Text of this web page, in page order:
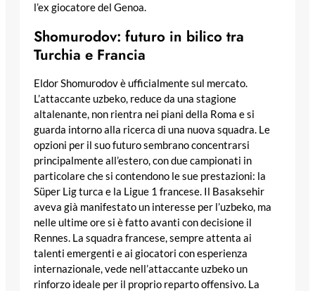
l’ex giocatore del Genoa.
Shomurodov: futuro in bilico tra
Turchia e Francia
Eldor Shomurodov è ufficialmente sul mercato.
L’attaccante uzbeko, reduce da una stagione
altalenante, non rientra nei piani della Roma e si
guarda intorno alla ricerca di una nuova squadra. Le
opzioni per il suo futuro sembrano concentrarsi
principalmente all’estero, con due campionati in
particolare che si contendono le sue prestazioni: la
Süper Lig turca e la Ligue 1 francese. Il Basaksehir
aveva già manifestato un interesse per l’uzbeko, ma
nelle ultime ore si è fatto avanti con decisione il
Rennes. La squadra francese, sempre attenta ai
talenti emergenti e ai giocatori con esperienza
internazionale, vede nell’attaccante uzbeko un
rinforzo ideale per il proprio reparto offensivo. La